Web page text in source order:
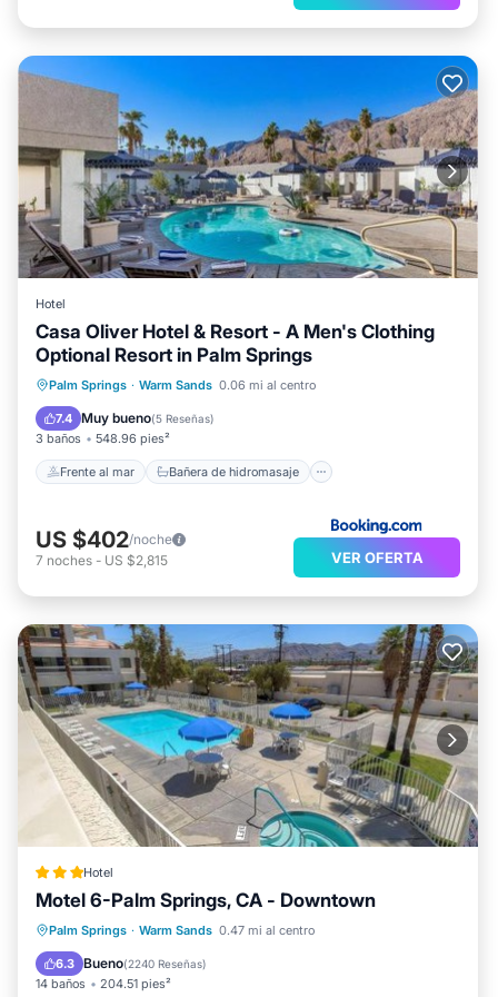
Hotel
Casa Oliver Hotel & Resort - A Men's Clothing
Optional Resort in Palm Springs
Palm Springs · Warm Sands 0.06 mi al centro
7.4 Muy bueno(5 Reseñas)
3 baños 548.96 pies²
Frente al mar Bañera de hidromasaje
Frente al mar
Bañera de hidromasaje
Aparcamiento
US $402/noche
7 noches - US $2,815 VER OFERTA
Hotel
Motel 6-Palm Springs, CA - Downtown
Palm Springs · Warm Sands 0.47 mi al centro
6.3 Bueno(2240 Reseñas)
14 baños 204.51 pies²
Aparcamiento
Piscina
Aire acondicionado